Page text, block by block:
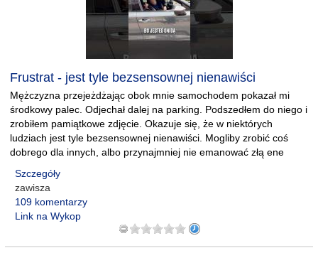
Frustrat - jest tyle bezsensownej nienawiści
Mężczyzna przejeżdżając obok mnie samochodem pokazał mi
środkowy palec. Odjechał dalej na parking. Podszedłem do niego i
zrobiłem pamiątkowe zdjęcie. Okazuje się, że w niektórych
ludziach jest tyle bezsensownej nienawiści. Mogliby zrobić coś
dobrego dla innych, albo przynajmniej nie emanować złą ene
Szczegóły
zawisza
109 komentarzy
Link na Wykop